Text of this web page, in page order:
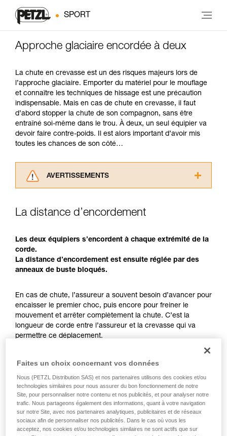
SPORT
Approche glaciaire encordée à deux
La chute en crevasse est un des risques majeurs lors de
l’approche glaciaire. Emporter du matériel pour le mouflage
et connaître les techniques de hissage est une précaution
indispensable. Mais en cas de chute en crevasse, il faut
d’abord stopper la chute de son compagnon, sans être
entraîné soi-même dans le trou. À deux, un seul équipier va
devoir faire contre-poids. Il est alors important d’avoir mis
toutes les chances de son côté…
AVERTISSEMENTS
consulter. Vous devez avoir compris les
pouvoir comprendre ce complément
d’informations.
Maîtriser ces techniques nécessite une
formation et un entraînement spécifique. Validez
avec un professionnel votre capacité à refaire
de la reproduire en autonomie.
Nous donnons des exemples de techniques
liées à votre activité. Il peut en exister d’autres
que nous ne décrivons pas ici.
La distance d’encordement
Les deux équipiers s’encordent à chaque extrémité de la
corde.
La distance d’encordement est ensuite réglée par des
anneaux de buste bloqués.
En cas de chute, l’assureur a souvent besoin d’avancer pour
encaisser le premier choc, puis encore pour freiner le
mouvement et arrêter complètement la chute. C’est la
longueur de corde entre l’assureur et la crevasse qui va
permettre ce déplacement.
assez de place pour la manœuvre d’arrêt de chute.
Chaque équipier doit conserver une réserve de corde
suffisante pour la réalisation d’un mouflage.
Faites un choix concernant vos données
Nous (PETZL Distribution SAS) et nos partenaires utilisons des cookies et/ou
technologies similaires pour nous assurer du bon fonctionnement de notre
Site, pour personnaliser notre contenu et nos publicités, et pour analyser notre
trafic. Nous partageons également des informations, quant à votre navigation
sur notre Site, avec nos partenaires analytiques, publicitaires et de réseaux
sociaux afin de personnaliser nos publicités. Dans le cas où vous les
acceptez, nos cookies et/ou technologies similaires ne sont actifs que sur